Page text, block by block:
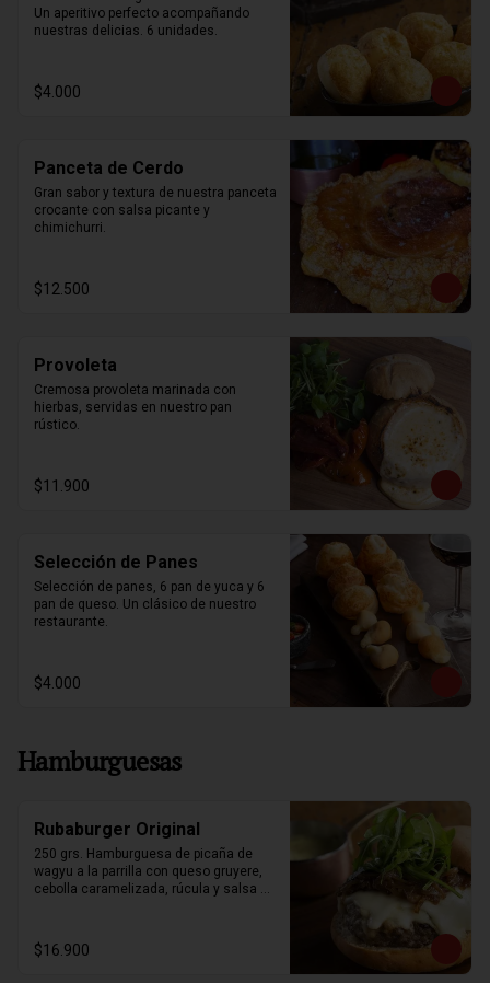
Un aperitivo perfecto acompañando
nuestras delicias. 6 unidades.
$4.000
Panceta de Cerdo
Gran sabor y textura de nuestra panceta
crocante con salsa picante y
chimichurri.
$12.500
Provoleta
Cremosa provoleta marinada con
hierbas, servidas en nuestro pan
rústico.
$11.900
Selección de Panes
Selección de panes, 6 pan de yuca y 6
pan de queso. Un clásico de nuestro
restaurante.
$4.000
Hamburguesas
Rubaburger Original
250 grs. Hamburguesa de picaña de
wagyu a la parrilla con queso gruyere,
cebolla caramelizada, rúcula y salsa
$16.900